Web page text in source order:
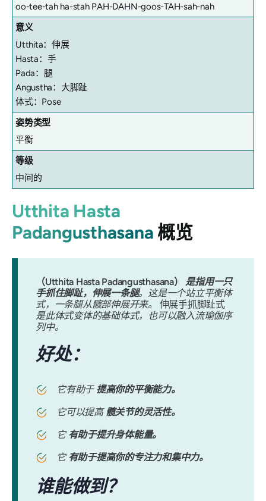
oo-tee-tah ha-stah PAH-DAHN-goos-TAH-sah-nah
意义
Utthita：伸展
Hasta：手
Pada：腿
Angustha：大脚趾
体式：Pose
姿势类型
平衡
等级
中间的
Utthita Hasta
Padangusthasana 概览
（Utthita Hasta Padangusthasana）
是指用一只
手抓住脚趾，伸展一条腿。这是一个站立平衡体
式，一条腿从髋部伸展开来。 伸展手抓脚趾式
是此体式变体的基础体式，也可以融入流瑜伽序
列中。
好处：
它有助于提高你的平衡能力。
它可以提高髋关节的灵活性。
它 有助于提升身体能量。
它 有助于提高你的专注力和集中力。
谁能做到？